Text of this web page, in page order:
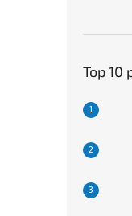
Top 10